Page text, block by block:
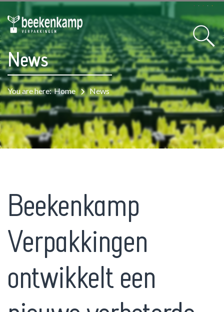
News
You are here: Home News
Beekenkamp
Verpakkingen
ontwikkelt een